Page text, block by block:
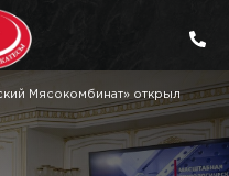
Мясокомбинат» открыл